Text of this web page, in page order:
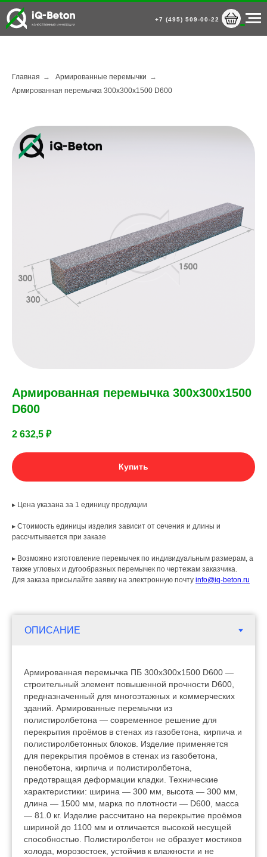
+7 (495) 509-00-22
Главная → Армированные перемычки →
Армированная перемычка 300х300х1500 D600
Армированная перемычка 300х300х1500
D600
2 632,5 ₽
Купить
▸ Цена указана за 1 единицу продукции
▸ Стоимость единицы изделия зависит от сечения и длины и
рассчитывается при заказе
▸ Возможно изготовление перемычек по индивидуальным размерам, а
также угловых и дугообразных перемычек по чертежам заказчика.
Для заказа присылайте заявку на электронную почту info@iq-beton.ru
Армированная перемычка ПБ 300х300х1500 D600 —
строительный элемент повышенной прочности D600,
предназначенный для многоэтажных и коммерческих
зданий. Армированные перемычки из
полистиролбетона — современное решение для
перекрытия проёмов в стенах из газобетона, кирпича и
полистиролбетонных блоков. Изделие применяется
для перекрытия проёмов в стенах из газобетона,
пенобетона, кирпича и полистиролбетона,
предотвращая деформации кладки. Технические
характеристики: ширина — 300 мм, высота — 300 мм,
длина — 1500 мм, марка по плотности — D600, масса
— 81.0 кг. Изделие рассчитано на перекрытие проёмов
шириной до 1100 мм и отличается высокой несущей
способностью. Полистиролбетон не образует мостиков
холода, морозостоек, устойчив к влажности и не